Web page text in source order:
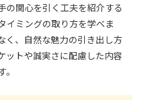
の関心を引く工夫を紹介する
イミングの取り方を学べま
く、自然な魅力の引き出し方
ットや誠実さに配慮した内容